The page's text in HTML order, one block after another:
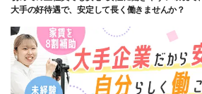
大手の好待遇で、安定して長く働きませんか？